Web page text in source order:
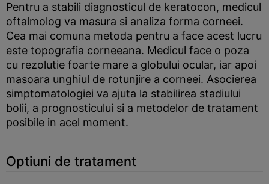
Pentru a stabili diagnosticul de keratocon, medicul
oftalmolog va masura si analiza forma corneei.
Cea mai comuna metoda pentru a face acest lucru
este topografia corneeana. Medicul face o poza
cu rezolutie foarte mare a globului ocular, iar apoi
masoara unghiul de rotunjire a corneei. Asocierea
simptomatologiei va ajuta la stabilirea stadiului
bolii, a prognosticului si a metodelor de tratament
posibile in acel moment.
Optiuni de tratament